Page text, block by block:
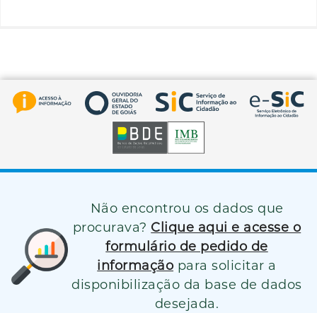
Não encontrou os dados que
procurava? Clique aqui e acesse o
formulário de pedido de
informação para solicitar a
disponibilização da base de dados
desejada.